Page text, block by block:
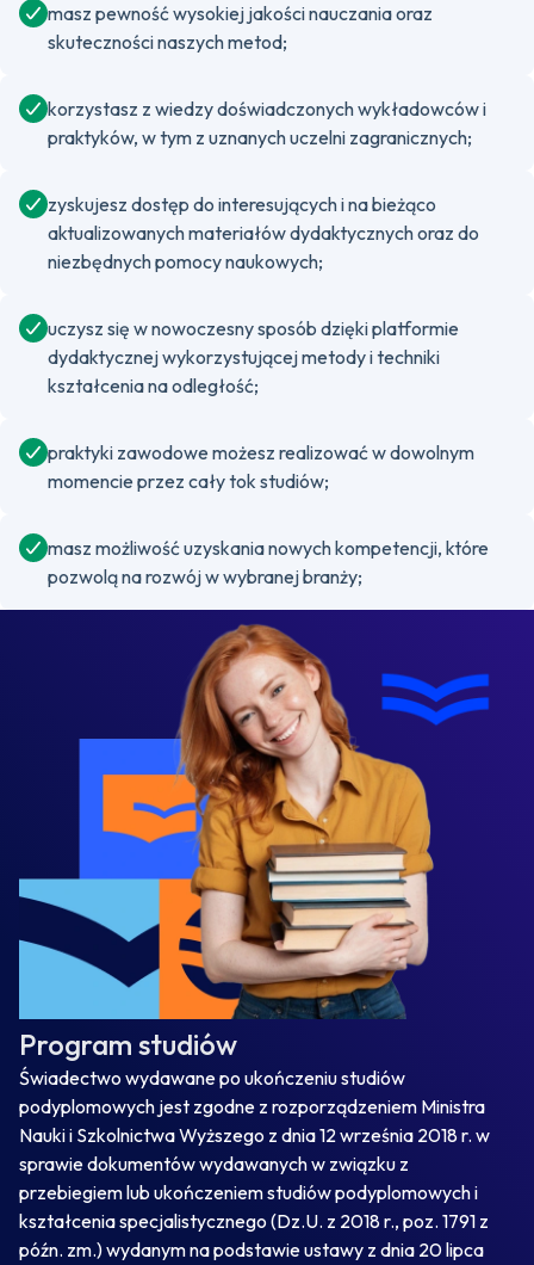
masz pewność wysokiej jakości nauczania oraz
skuteczności naszych metod;
korzystasz z wiedzy doświadczonych wykładowców i
praktyków, w tym z uznanych uczelni zagranicznych;
zyskujesz dostęp do interesujących i na bieżąco
aktualizowanych materiałów dydaktycznych oraz do
niezbędnych pomocy naukowych;
uczysz się w nowoczesny sposób dzięki platformie
dydaktycznej wykorzystującej metody i techniki
kształcenia na odległość;
praktyki zawodowe możesz realizować w dowolnym
momencie przez cały tok studiów;
masz możliwość uzyskania nowych kompetencji, które
pozwolą na rozwój w wybranej branży;
Program studiów
Świadectwo wydawane po ukończeniu studiów
podyplomowych jest zgodne z rozporządzeniem Ministra
Nauki i Szkolnictwa Wyższego z dnia 12 września 2018 r. w
sprawie dokumentów wydawanych w związku z
przebiegiem lub ukończeniem studiów podyplomowych i
kształcenia specjalistycznego (Dz.U. z 2018 r., poz. 1791 z
późn. zm.) wydanym na podstawie ustawy z dnia 20 lipca